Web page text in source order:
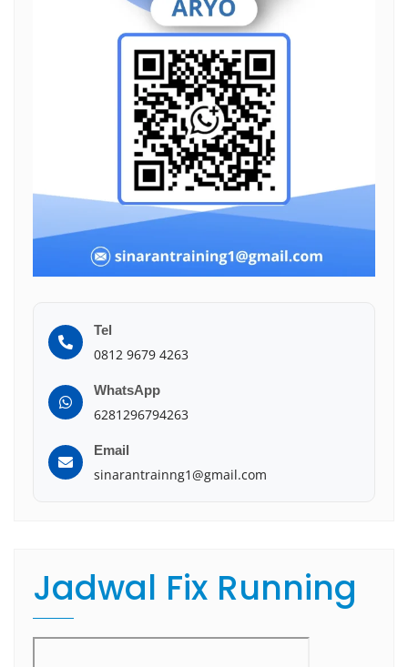
Tel
0812 9679 4263
WhatsApp
6281296794263
Email
sinarantrainng1@gmail.com
Jadwal Fix Running